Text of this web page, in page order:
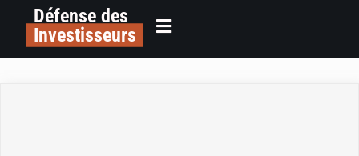
Défense des
Investisseurs